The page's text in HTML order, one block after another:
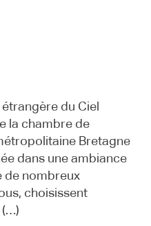
du Ciel
la chambre de
Bretagne
dans une ambiance
de nombreux
choisissent
(…)